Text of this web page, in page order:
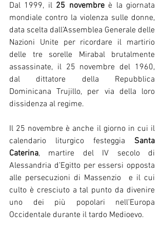
Dal 1999, il 25 novembre è la giornata
mondiale contro la violenza sulle donne,
data scelta dall’Assemblea Generale delle
Nazioni Unite per ricordare il martirio
delle tre sorelle Mirabal brutalmente
assassinate, il 25 novembre del 1960,
dal dittatore della Repubblica
Dominicana Trujillo, per via della loro
dissidenza al regime.
Il 25 novembre è anche il giorno in cui il
calendario liturgico festeggia Santa
Caterina, martire del IV secolo di
Alessandria d’Egitto per essersi opposta
alle persecuzioni di Massenzio  e il cui
culto è cresciuto a tal punto da divenire
uno dei più popolari nell’Europa
Occidentale durante il tardo Medioevo.